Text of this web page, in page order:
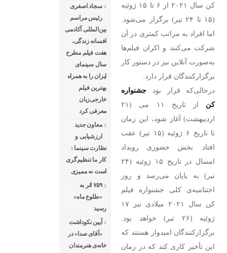
کن سال ۲۰۲۱ از ۶ تا ۱۵ ژوئیه
(۱۵ تا ۲۴ تیر) برگزار می‌شود.
اما افراد به مراتب کمتری در آن
شرکت می‌کنند و اکران فیلم‌ها
به‌صورت آنلاین نیز در دستور کار
برگزارکنندگان قرار دارد.
درحالی‌که قرار بود جشنواره
کن
از تاریخ ۱۱ می (۲۱
اردیبهشت) آغاز شود، این زمان
تا تاریخ ۶ ژوئیه (۱۵ تیر) عقب
افتاد. بخش حضوری رویداد
امسال در تاریخ ۱۵ ژوئیه (۲۴
تیر) به پایان می‌رسد و روز
اختتامیه‌ی کلی جشنواره فیلم
کن سال ۲۰۲۱ میلادی نیز ۱۷
ژوئیه (۲۶ تیر) خواهد بود.
برگزارکنندگان امیدوار هستند که
این تأخیر کاری کند که در زمان
سجاد اصغری
رئیس مراسم
بین‌المللی آکادمی
افسانه زندگی،
هفت فیلم مطرح
سال سینمای
ایران را به همراه
بهترین فیلم
خارجی‌زبان
معرفی کرد
معاون جدید
ارزشیابی و
نظارت سینما :
کار ما تنظیم‌گری
است نه ممیزی
۷۵۹ اثر به
«طلوع ماه»
رسید
آیین نکوداشت
«آقای صدا» در
خانه‌ی هنرمندان